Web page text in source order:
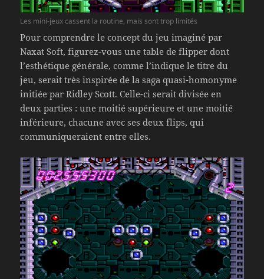
Les mini-jeux cassent la routine, mais sont trop limités
Pour comprendre le concept du jeu imaginé par
Naxat Soft, figurez-vous une table de flipper dont
l’esthétique générale, comme l’indique le titre du
jeu, serait très inspirée de la saga quasi-homonyme
initiée par Ridley Scott. Celle-ci serait divisée en
deux parties : une moitié supérieure et une moitié
inférieure, chacune avec ses deux flips, qui
communiqueraient entre elles.